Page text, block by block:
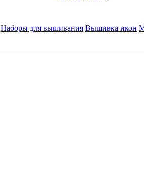
Наборы для вышивания Вышивка икон